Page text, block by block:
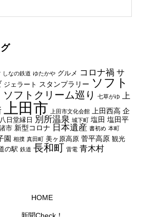
しなの鉄道 ゆたかや グルメ コロナ禍 サ
ジェラート スタンプラリー ソフト
ソフトクリーム巡り 七草がゆ
上
上田市 上田市文化会館 上田西高 企
八日堂縁日 別所温泉 城下町 塩田 塩田平
市 新型コロナ 日本遺産 書初め 本町
園 相撲 真田町 美ヶ原高原 菅平高原 観光
の駅 鉄道 長和町 雷電 青木村
HOME
新聞Check！